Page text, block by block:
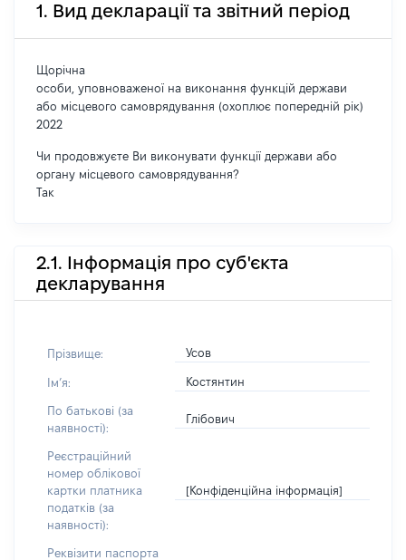
1. Вид декларації та звітний період
Щорічна
особи, уповноваженої на виконання функцій держави
або місцевого самоврядування (охоплює попередній рік)
2022
Чи продовжуєте Ви виконувати функції держави або
органу місцевого самоврядування?
Так
2.1. Інформація про суб'єкта
декларування
Прізвище: Усов
Імʼя: Костянтин
По батькові (за
наявності):
Глібович
Реєстраційний
номер облікової
картки платника
податків (за
наявності):
[Конфіденційна інформація]
Реквізити паспорта